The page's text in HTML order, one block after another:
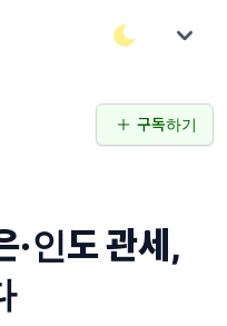
구독하기
·인도 관세,